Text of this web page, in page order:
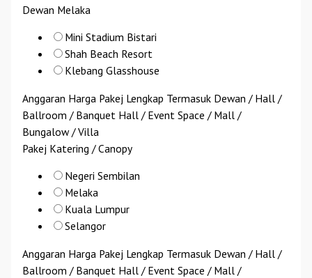
Dewan Melaka
Mini Stadium Bistari
Shah Beach Resort
Klebang Glasshouse
Anggaran Harga Pakej Lengkap Termasuk Dewan / Hall /
Ballroom / Banquet Hall / Event Space / Mall /
Bungalow / Villa
Pakej Katering / Canopy
Negeri Sembilan
Melaka
Kuala Lumpur
Selangor
Anggaran Harga Pakej Lengkap Termasuk Dewan / Hall /
Ballroom / Banquet Hall / Event Space / Mall /